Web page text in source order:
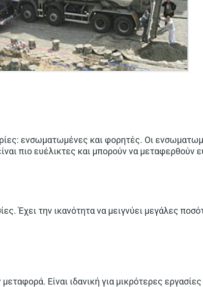
ενσωματωμένες και φορητές. Οι
πιο ευέλικτες και μπορούν να μεταφερθούν
Έχει την ικανότητα να μειγνύει μεγάλες
Είναι ιδανική για μικρότερες